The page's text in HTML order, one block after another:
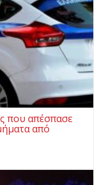
που απέσπασε
από